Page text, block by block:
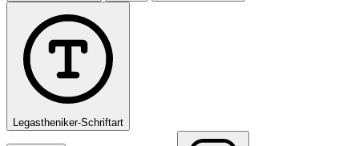
Legastheniker-Schriftart